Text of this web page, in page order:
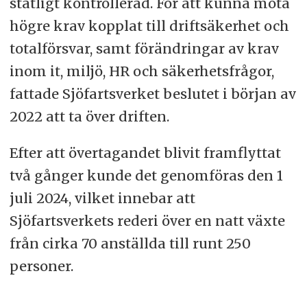
högre krav kopplat till driftsäkerhet och
totalförsvar, samt förändringar av krav
inom it, miljö, HR och säkerhetsfrågor,
fattade Sjöfartsverket beslutet i början av
2022 att ta över driften.
Efter att övertagandet blivit framflyttat
två gånger kunde det genomföras den 1
juli 2024, vilket innebar att
Sjöfartsverkets rederi över en natt växte
från cirka 70 anställda till runt 250
personer.